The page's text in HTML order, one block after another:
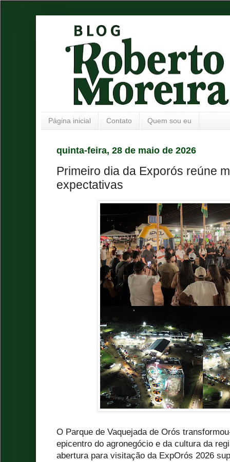
Página inicial Contato Quem sou eu
quinta-feira, 28 de maio de 2026
Primeiro dia da Exporós reúne
expectativas
O Parque de Vaquejada de Orós
epicentro do agronegócio e da cultura da
abertura para visitação da ExpOrós 2026